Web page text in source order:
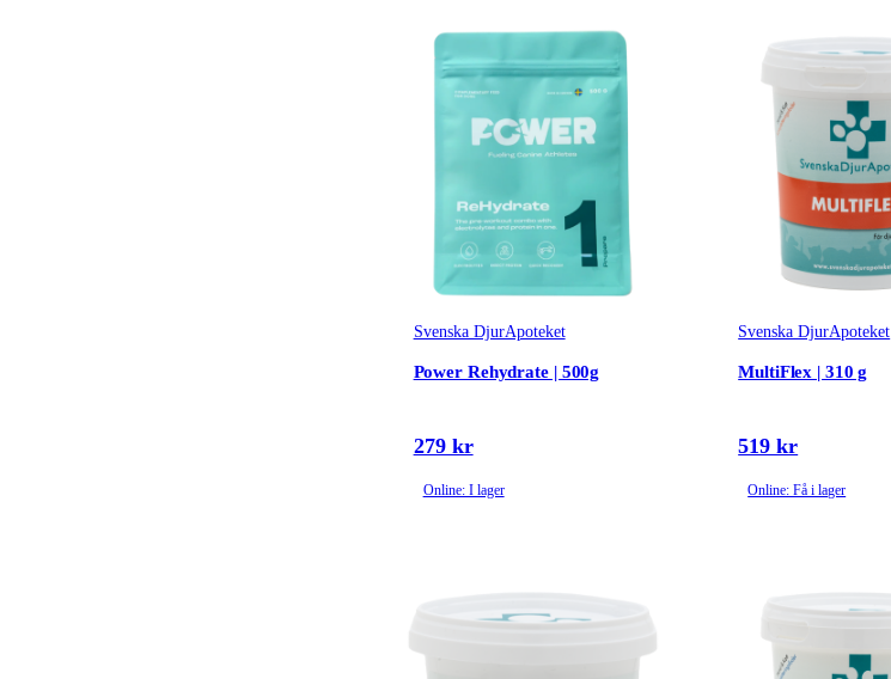
Svenska DjurApoteket
Power Rehydrate | 500g
279 kr
Online: I lager
Svenska DjurApoteket
MultiFlex | 310 g
519 kr
Online: Få i lager